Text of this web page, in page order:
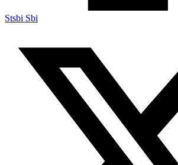
Stsbi Sbi